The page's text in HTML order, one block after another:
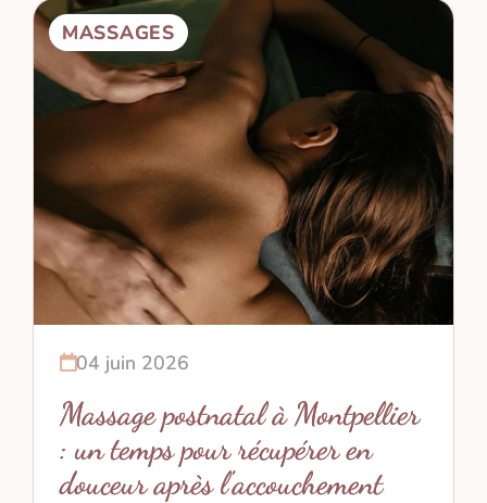
MASSAGES
04 juin 2026
Massage postnatal à Montpellier
: un temps pour récupérer en
douceur après l'accouchement